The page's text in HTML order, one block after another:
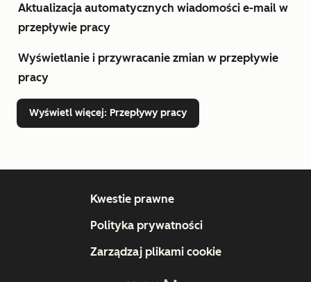
Aktualizacja automatycznych wiadomości e-mail w
przepływie pracy
Wyświetlanie i przywracanie zmian w przepływie
pracy
Wyświetl więcej: Przepływy pracy
Kwestie prawne
Polityka prywatności
Zarządzaj plikami cookie